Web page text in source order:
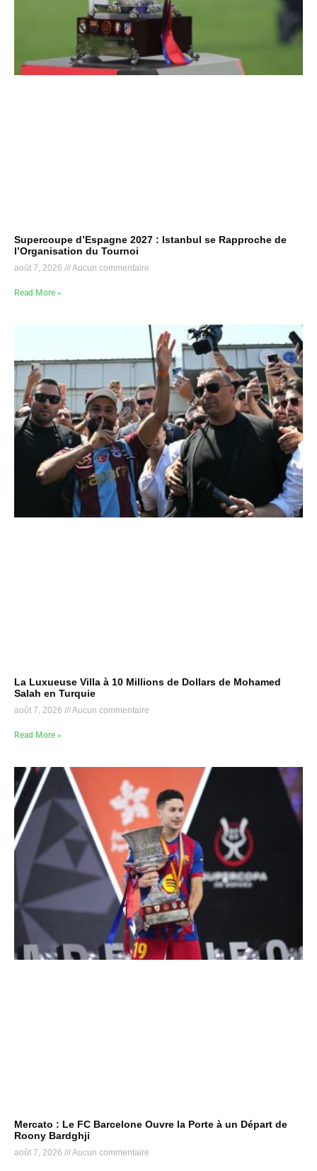
Supercoupe d’Espagne 2027 : Istanbul se Rapproche de
l’Organisation du Tournoi
août 7, 2026 Aucun commentaire
Read More »
La Luxueuse Villa à 10 Millions de Dollars de Mohamed
Salah en Turquie
août 7, 2026 Aucun commentaire
Read More »
Mercato : Le FC Barcelone Ouvre la Porte à un Départ de
Roony Bardghji
août 7, 2026 Aucun commentaire